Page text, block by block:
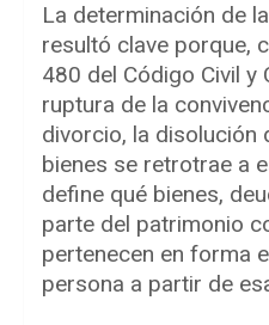
La determinación de
resultó clave porque,
480 del Código Civil y
ruptura de la
divorcio, la disolución
bienes se retrotrae a
define qué bienes,
parte del patrimonio
pertenecen en forma
persona a partir de